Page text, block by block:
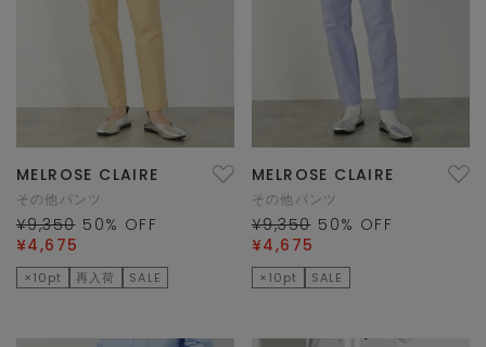
MELROSE CLAIRE
その他パンツ
¥9,350 50% OFF
¥4,675
×10pt 再入荷 SALE
MELROSE CLAIRE
その他パンツ
¥9,350 50% OFF
¥4,675
×10pt SALE